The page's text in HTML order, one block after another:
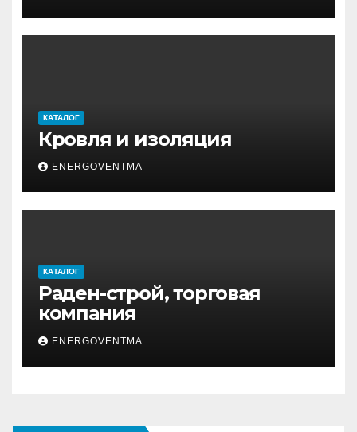
КАТАЛОГ
Кровля и изоляция
ENERGOVENTMA
КАТАЛОГ
Раден-строй, торговая
компания
ENERGOVENTMA